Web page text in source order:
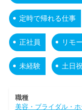
定時で帰れる仕事
正社員 リモ
未経験 土日
職種
美容・ブライダル・